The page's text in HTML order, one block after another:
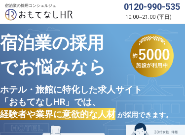
宿泊業の採用コンシェルジュ 0120-990-535
10:00~21:00 (平日)
宿泊業の採用
でお悩みなら
ホテル・旅館に特化した求人サイト
「おもてなしHR」では、
経験者や業界に意欲的な人材 が採用できます。